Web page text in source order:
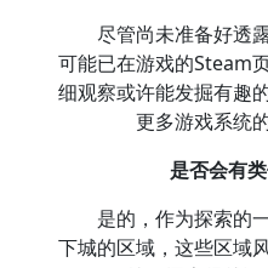
尽管尚未准备好透
可能已在游戏的Steam
细观察或许能发掘有趣
更多游戏系统
是否会有
是的，作为探索的
下城的区域，这些区域